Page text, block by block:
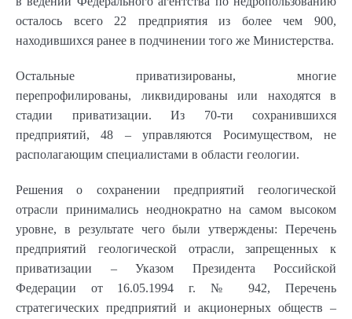
осталось всего 22 предприятия из более чем 900,
находившихся ранее в подчинении того же Министерства.
Остальные приватизированы, многие
перепрофилированы, ликвидированы или находятся в
стадии приватизации. Из 70-ти сохранившихся
предприятий, 48 – управляются Росимуществом, не
располагающим специалистами в области геологии.
Решения о сохранении предприятий геологической
отрасли принимались неоднократно на самом высоком
уровне, в результате чего были утверждены: Перечень
предприятий геологической отрасли, запрещенных к
приватизации – Указом Президента Российской
Федерации от 16.05.1994 г. № 942, Перечень
стратегических предприятий и акционерных обществ –